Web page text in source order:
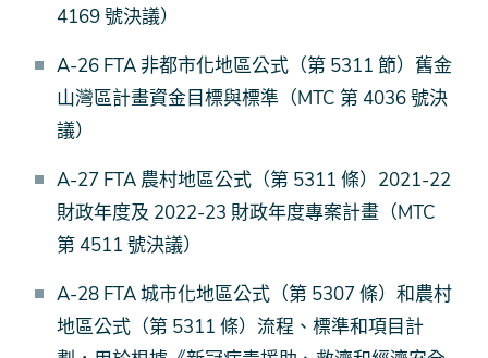
4169 號決議）
A-26 FTA 非都市化地區公式（第 5311 節）舊金
山灣區計畫資金目標與標準（MTC 第 4036 號決
議）
A-27 FTA 農村地區公式（第 5311 條）2021-22
財政年度及 2022-23 財政年度專案計畫（MTC
第 4511 號決議）
A-28 FTA 城市化地區公式（第 5307 條）和農村
地區公式（第 5311 條）流程、標準和項目計